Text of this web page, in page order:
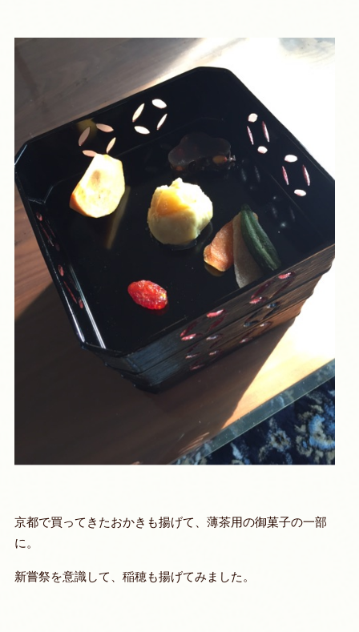
京都で買ってきたおかきも揚げて、薄茶用の御菓子の一部
に。
新嘗祭を意識して、稲穂も揚げてみました。